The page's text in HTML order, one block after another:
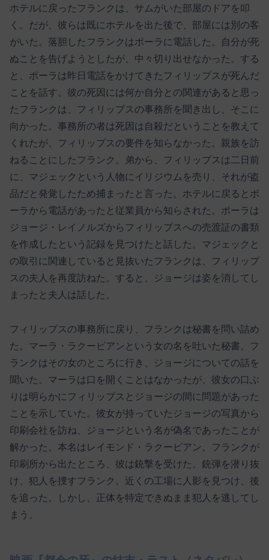
ホテルに戻ったフランクは、サムがいた部屋のドアを叩
く。だが、彼らは既にホテルを出た後で、部屋には別の客
がいた。落胆したフランクはポーラに電話した。自分が死
ぬことを告げようとしたが、中々切り出せなかった。する
と、ポーラは昨日電話をかけてきたフィリップスが死んだ
ことを話す。彼の死因には何か自分との関連があると思っ
たフランクは、フィリップスの事務所を聞き出し、そこに
向かった。事務所の者は死因は自殺だということを教えて
くれたが、フィリップスの要件を知らなかった。親族を訪
ねることにしたフランク。弟から、フィリップスは二日前
に、マジェックという人物にイリジウムを売り、それが盗
品だと発覚したため捕まったと言った。ホテルに戻るとポ
ーラから電話があったと従業員から知らされた。ポーラは
ジョージ・レイノルズからフィリップスへの売渡証の書類
を作成したという記録を見つけたと話した。マジェックと
の取引に関連していると見抜いたフランクは、フィリップ
スの夫人を再度訪ねた。すると、ジョージは姿を消してし
まったと夫人は話した。
フィリップスの事務所に戻り、フランクは秘書を問い詰め
た。マーラ・ラクービアンという女の名を吐いた秘書。フ
ランクはその女のところに行き、ジョージについての話を
聞いた。マーラは口を開くことはなかったが、彼女の口ぶ
りは明らかにフィリップスとジョージの間に問題があった
ことを示していた。彼女が持っていたジョージの写真から
印刷会社を訪ね、ジョージという名が偽名であったことが
解かった。本名はレイモンド・ラクービアン。フランクが
印刷所から出たところ、彼は銃撃を受けた。銃弾を潜り抜
け、犯人を捜すフランク。近くの工場に人影を見つけ、後
を追った。しかし、正体を特定できぬまま犯人を逃してし
まう。